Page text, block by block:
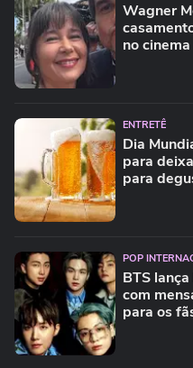
Wagner
no cinema
ENTRETÊ
Dia
para
para
POP
BTS
com
para os